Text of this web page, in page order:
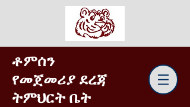
ቶምሰን
የመጀመሪያ ደረጃ
ትምህርት ቤት